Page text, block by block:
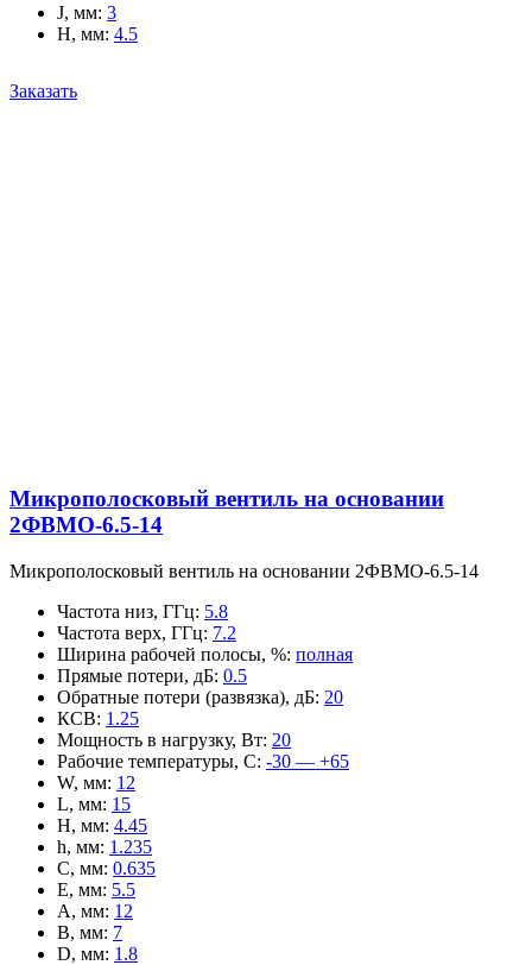
J, мм: 3
H, мм: 4.5
Заказать
Микрополосковый вентиль на основании
2ФВМO-6.5-14
Микрополосковый вентиль на основании 2ФВМO-6.5-14
Частота низ, ГГц: 5.8
Частота верх, ГГц: 7.2
Ширина рабочей полосы, %: полная
Прямые потери, дБ: 0.5
Обратные потери (развязка), дБ: 20
КСВ: 1.25
Мощность в нагрузку, Вт: 20
Рабочие температуры, С: -30 — +65
W, мм: 12
L, мм: 15
H, мм: 4.45
h, мм: 1.235
C, мм: 0.635
E, мм: 5.5
A, мм: 12
B, мм: 7
D, мм: 1.8